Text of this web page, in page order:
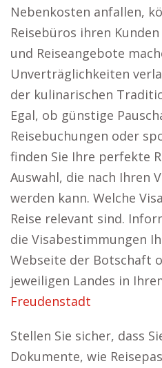
Nebenkosten anfallen,
Reisebüros ihren
und Reiseangebote
Unverträglichkeiten
der kulinarischen
Egal, ob günstige
Reisebuchungen oder
finden Sie Ihre perfekte
Auswahl, die nach Ihren
werden kann. Welche
Reise relevant sind.
die Visabestimmungen
Webseite der Botschaft
jeweiligen Landes in
Freudenstadt
Stellen Sie sicher, dass
Dokumente, wie